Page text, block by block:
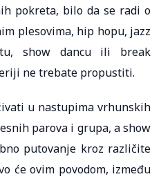
pokreta, bilo da se radi o
plesovima, hip hopu, jazz
show dancu ili break
ne trebate propustiti.
u nastupima vrhunskih
parova i grupa, a show
putovanje kroz različite
će ovim povodom, između